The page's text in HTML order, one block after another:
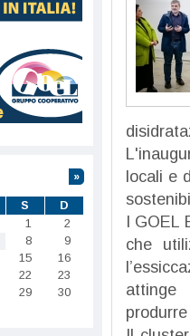
locali e
I GOEL
che
attinge
»
S
D
1
2
8
9
15
16
22
23
29
30